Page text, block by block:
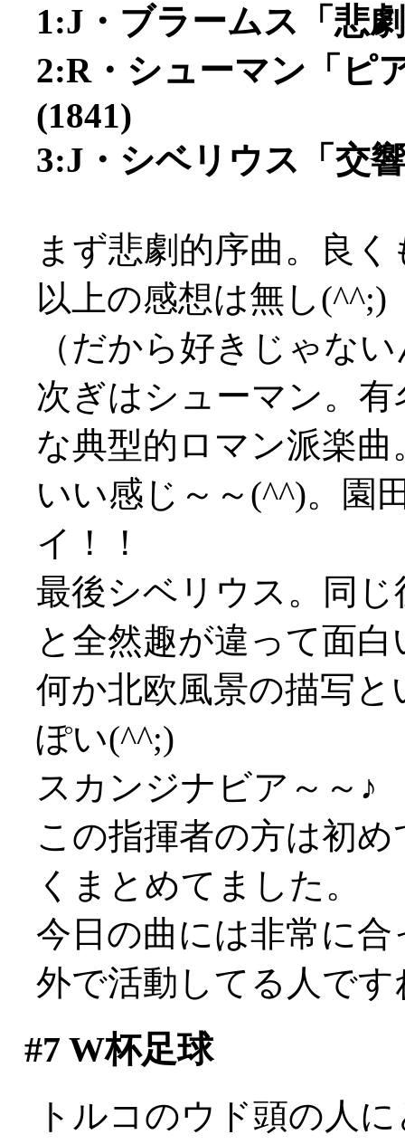
1:J・ブラームス「悲
2:R・シューマン「ピ
(1841)
3:J・シベリウス「交
まず悲劇的序曲。良
以上の感想は無し(^^;)
（だから好きじゃな
次ぎはシューマン。
な典型的ロマン派楽曲
いい感じ～～(^^)。園
イ！！
最後シベリウス。同
と全然趣が違って面
何か北欧風景の描写
ぽい(^^;)
スカンジナビア～～♪
この指揮者の方は初
くまとめてました。
今日の曲には非常に
外で活動してる人です
#7 W杯足球
トルコのウド頭の人